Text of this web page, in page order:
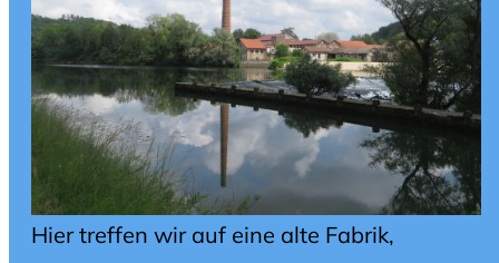
Hier treffen wir auf eine alte Fabrik,